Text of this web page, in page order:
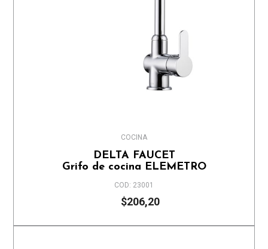
COCINA
DELTA FAUCET
Grifo de cocina ELEMETRO
COD: 23001
$206,20